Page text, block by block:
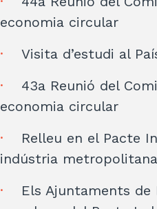
economia circular
Visita d’estudi al
43a Reunió del
economia circular
Relleu en el Pacte
indústria metropolitana
Els Ajuntaments de